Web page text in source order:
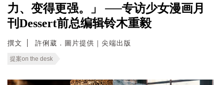
力、变得更强。」 ──专访少女漫画月
刊Dessert前总编辑铃木重毅
撰文 許俐葳．圖片提供｜尖端出版
提案on the desk